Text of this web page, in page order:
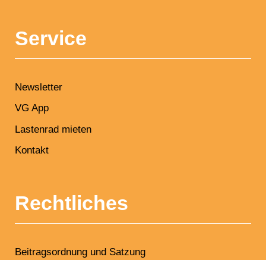
Service
Newsletter
VG App
Lastenrad mieten
Kontakt
Rechtliches
Beitragsordnung und Satzung